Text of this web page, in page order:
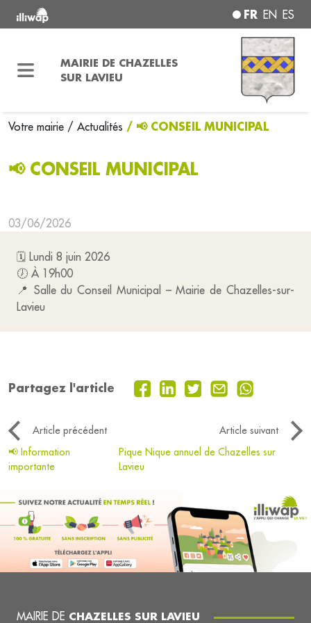
FR EN ES
MAIRIE DE CHAZELLES
SUR LAVIEU
Votre mairie / Actualités / 📢 CONSEIL MUNICIPAL
📢 CONSEIL MUNICIPAL
03/06/2026
🗓️ Lundi 8 juin 2026
🕖 À 19h00
📍 Salle du Conseil Municipal – Mairie de Chazelles-sur-
Lavieu
Partagez l'article
Article précédent
Article suivant
📢 Information
importante
Pique Nique annuel de Chazelles sur
Lavieu
MAIRIE DE CHAZELLES SUR LAVIEU